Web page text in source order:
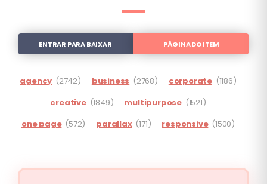
ENTRAR PARA BAIXAR PÁGINA DO ITEM
agency (2742) business (2768) corporate (1186)
creative (1849) multipurpose (1521)
one page (572) parallax (171) responsive (1500)